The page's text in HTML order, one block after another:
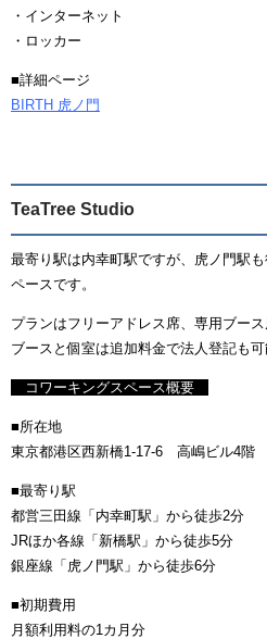
・インターネット
・ロッカー
■詳細ページ
BIRTH 虎ノ門
TeaTree Studio
最寄り駅は内幸町駅ですが、虎ノ門駅
ペースです。
プランはフリーアドレス席、専用ブー
ブースと個室は追加料金で法人登記も可
コワーキングスペース概要
■所在地
東京都港区西新橋1-17-6 高嶋ビル4階
■最寄り駅
都営三田線「内幸町駅」から徒歩2分
JRほか各線「新橋駅」から徒歩5分
銀座線「虎ノ門駅」から徒歩6分
■初期費用
月額利用料の1カ月分